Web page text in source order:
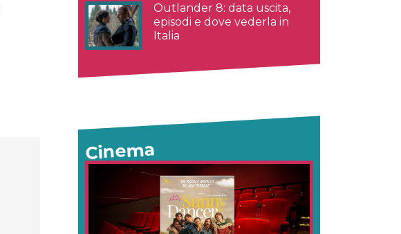
Outlander 8: data uscita,
episodi e dove vederla in
Italia
Cinema